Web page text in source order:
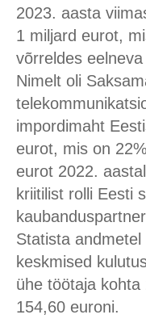
2023. aasta
1 miljard eurot,
võrreldes
Nimelt oli
impordimaht
eurot, mis on
eurot 2022.
kriitilist rolli Eesti
Statista andmetel
keskmised
ühe töötaja
154,60 euroni.